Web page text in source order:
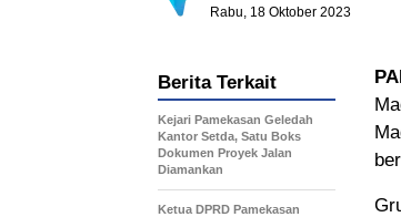
Rabu, 18 Oktober 2023
Berita Terkait
Kejari Pamekasan Geledah
Kantor Setda, Satu Boks
Dokumen Proyek Jalan
Diamankan
Ketua DPRD Pamekasan